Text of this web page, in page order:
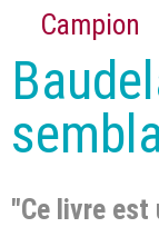
Campion
"Ce livre